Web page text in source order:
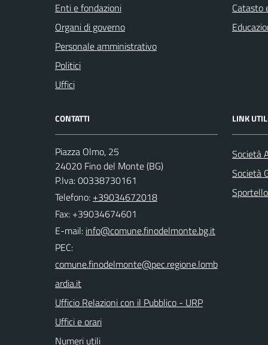
Enti e fondazioni
Organi di governo
Personale amministrativo
Politici
Uffici
Catasto
CONTATTI
Piazza Olmo, 25
24020 Fino del Monte (BG)
P.Iva: 00338730161
Telefono: +39034672018
Fax: +39034674601
E-mail:
PEC:
Ufficio Relazioni con il Pubblico - URP
Uffici e orari
Numeri utili
LINK
Società
Società